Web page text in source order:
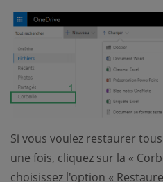
Si vous voulez restaurer
une fois, cliquez sur la «
choisissez l'option «